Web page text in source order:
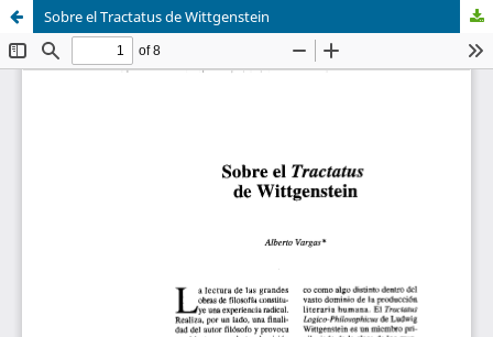
Sobre el Tractatus de Wittgenstein